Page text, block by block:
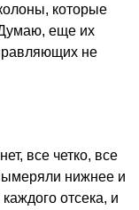
которые
Думаю, еще их
не
все четко, все
нижнее и
отсека, и